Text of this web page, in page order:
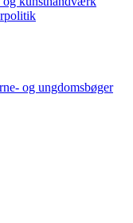
og ungdomsbøger